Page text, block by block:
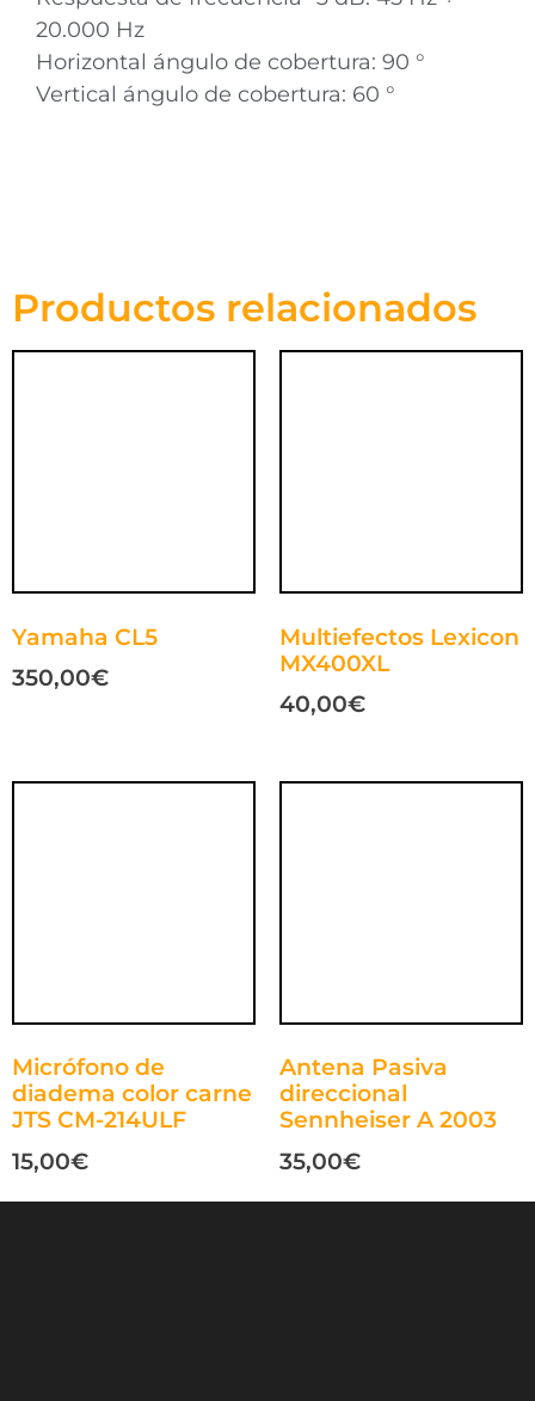
20.000 Hz
Horizontal ángulo de cobertura: 90 °
Vertical ángulo de cobertura: 60 °
Productos relacionados
Yamaha CL5
350,00€
Multiefectos Lexicon
MX400XL
40,00€
Micrófono de
diadema color carne
JTS CM-214ULF
15,00€
Antena Pasiva
direccional
Sennheiser A 2003
35,00€